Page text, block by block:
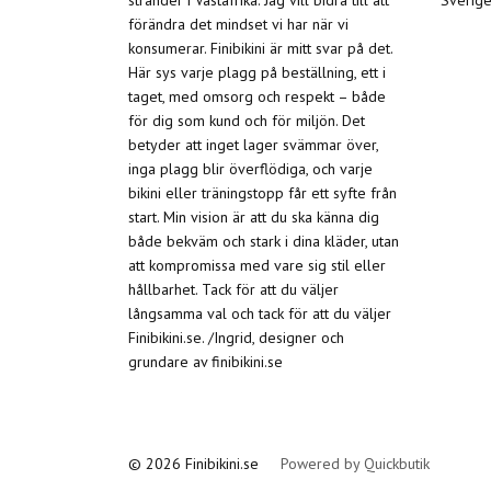
förändra det mindset vi har när vi
konsumerar. Finibikini är mitt svar på det.
Här sys varje plagg på beställning, ett i
taget, med omsorg och respekt – både
för dig som kund och för miljön. Det
betyder att inget lager svämmar över,
inga plagg blir överflödiga, och varje
bikini eller träningstopp får ett syfte från
start. Min vision är att du ska känna dig
både bekväm och stark i dina kläder, utan
att kompromissa med vare sig stil eller
hållbarhet. Tack för att du väljer
långsamma val och tack för att du väljer
Finibikini.se. /Ingrid, designer och
grundare av finibikini.se
© 2026 Finibikini.se Powered by Quickbutik